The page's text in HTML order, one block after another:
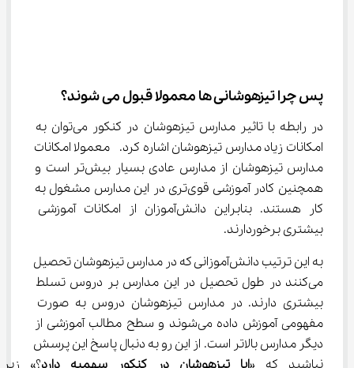
پس چرا تیزهوشانی ها معمولا قبول می شوند؟
در رابطه با تاثیر مدارس تیزهوشان در کنکور می‌توان به
امکانات زیاد مدارس تیزهوشان اشاره کرد.  معمولا امکانات
مدارس تیزهوشان از مدارس عادی بسیار بیش‌تر است و
همچنین کادر آموزشی قوی‌تری در این مدارس مشغول به
کار هستند. بنابراین دانش‌آموزان از امکانات آموزشی
بیشتری برخوردارند.
به این ترتیب دانش‌آموزانی که در مدارس تیزهوشان تحصیل
می‌کنند در طول تحصیل در این مدارس بر دروس تسلط
بیشتری دارند. در مدارس تیزهوشان دروس به صورت
مفهومی آموزش داده می‌شوند و سطح مطالب آموزشی از
دیگر مدارس بالاتر است. از این رو به دنبال پاسخ این پرسش